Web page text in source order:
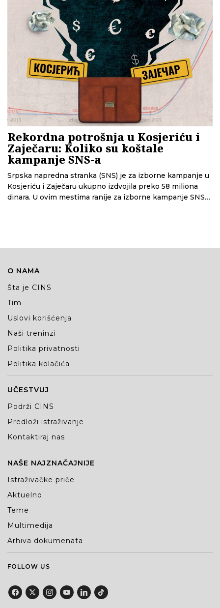
Rekordna potrošnja u Kosjeriću i
Zaječaru: Koliko su koštale
kampanje SNS-a
Srpska napredna stranka (SNS) je za izborne kampanje u
Kosjeriću i Zaječaru ukupno izdvojila preko 58 miliona
dinara. U ovim mestima ranije za izborne kampanje SNS
O NAMA
Šta je CINS
Tim
Uslovi korišćenja
Naši treninzi
Politika privatnosti
Politika kolačića
UČESTVUJ
Podrži CINS
Predloži istraživanje
Kontaktiraj nas
NAŠE NAJZNAČAJNIJE
Istraživačke priče
Aktuelno
Teme
Multimedija
Arhiva dokumenata
FOLLOW US